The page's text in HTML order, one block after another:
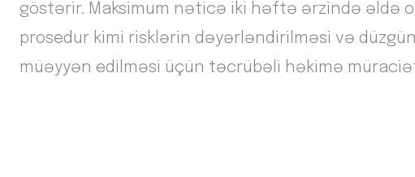
göstərir. Maksimum nəticə iki həftə ərzində əldə
prosedur kimi risklərin dəyərləndirilməsi və
müəyyən edilməsi üçün təcrübəli həkimə müraciət